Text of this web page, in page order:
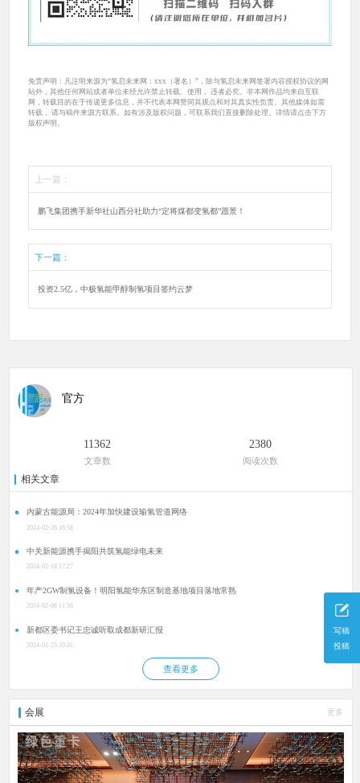
写稿
投稿
免责声明：凡注明来源为“氢启未来网：xxx（署名）”，除与氢启未来网签署内容授权协议的网
站外，其他任何网站或者单位未经允许禁止转载、使用， 违者必究。非本网作品均来自互联
网，转载目的在于传递更多信息，并不代表本网赞同其观点和对其真实性负责。其他媒体如需
转载， 请与稿件来源方联系。如有涉及版权问题，可联系我们直接删除处理。详情请点击下方
版权声明。
上一篇：
鹏飞集团携手新华社山西分社助力“定将煤都变氢都”愿景！
下一篇：
投资2.5亿，中极氢能甲醇制氢项目签约云梦
官方
11362
文章数
2380
阅读次数
相关文章
内蒙古能源局：2024年加快建设输氢管道网络
2024-02-26 16:58
中关新能源携手揭阳共筑氢能绿电未来
2024-02-18 17:27
年产2GW制氢设备！明阳氢能华东区制造基地项目落地常熟
2024-02-06 11:56
新都区委书记王忠诚听取成都新研汇报
2024-01-25 10:31
查看更多
会展 更多